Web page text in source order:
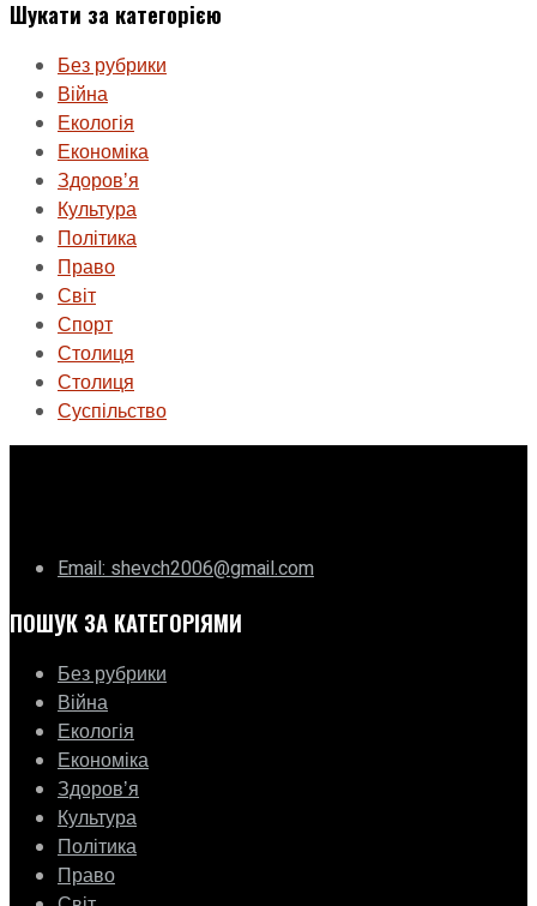
Шукати за категорією
Без рубрики
Війна
Екологія
Економіка
Здоровʼя
Культура
Політика
Право
Світ
Спорт
Столиця
Столиця
Суспільство
Email: shevch2006@gmail.com
ПОШУК ЗА КАТЕГОРІЯМИ
Без рубрики
Війна
Екологія
Економіка
Здоровʼя
Культура
Політика
Право